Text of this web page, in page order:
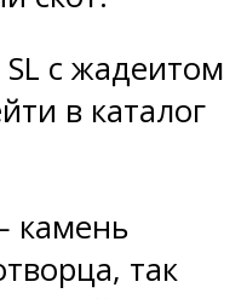
с жадеитом
в каталог
камень
так